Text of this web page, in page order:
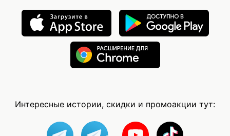
Интересные истории, скидки и промоакции тут: